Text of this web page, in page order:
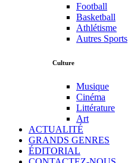
Football
Basketball
Athlétisme
Autres Sports
Culture
Musique
Cinéma
Littérature
Art
ACTUALITÉ
GRANDS GENRES
ÉDITORIAL